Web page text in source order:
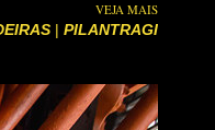
VEJA MAIS
| PILANTRAGI